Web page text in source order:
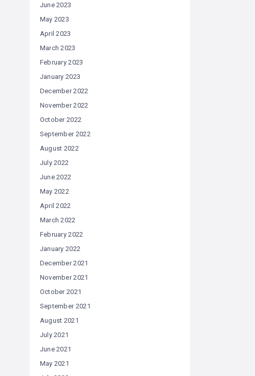
June 2023
May 2023
April 2023
March 2023
February 2023
January 2023
December 2022
November 2022
October 2022
September 2022
August 2022
July 2022
June 2022
May 2022
April 2022
March 2022
February 2022
January 2022
December 2021
November 2021
October 2021
September 2021
August 2021
July 2021
June 2021
May 2021